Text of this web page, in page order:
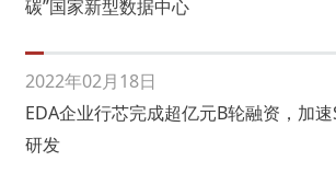
碳”国家新型数据中心
2022年02月18日
EDA企业行芯完成超亿元B轮融资，加
研发